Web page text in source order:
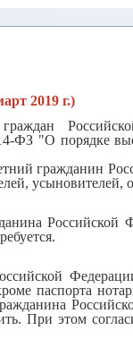
2019 г.)
ФЗ "О порядке
гражданин
усыновителей,
Российской
паспорта
При этом